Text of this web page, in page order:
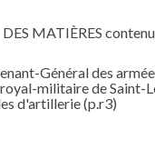
MATIÈRES
Général des
militaire de Saint-
d'artillerie(p.r3)